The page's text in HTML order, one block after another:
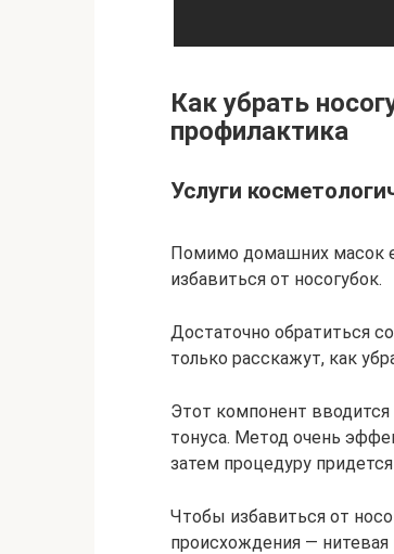
Как убрать
профилактика
Услуги
Помимо домашних масок
избавиться от носогубок.
Достаточно обратиться
только расскажут, как
Этот компонент
тонуса. Метод очень
затем процедуру
Чтобы избавиться от
происхождения — нитевая